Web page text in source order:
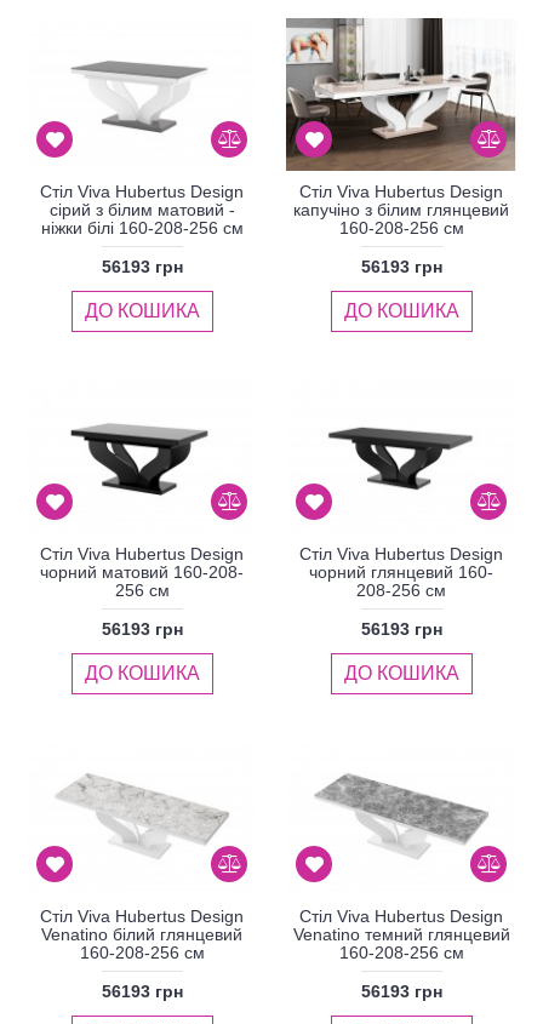
Стіл Viva Hubertus Design
сірий з білим матовий -
ніжки білі 160-208-256 см
56193 грн
ДО КОШИКА
Стіл Viva Hubertus Design
капучіно з білим глянцевий
160-208-256 см
56193 грн
ДО КОШИКА
Стіл Viva Hubertus Design
чорний матовий 160-208-
256 см
56193 грн
ДО КОШИКА
Стіл Viva Hubertus Design
чорний глянцевий 160-
208-256 см
56193 грн
ДО КОШИКА
Стіл Viva Hubertus Design
Venatino білий глянцевий
160-208-256 см
56193 грн
Стіл Viva Hubertus Design
Venatino темний глянцевий
160-208-256 см
56193 грн